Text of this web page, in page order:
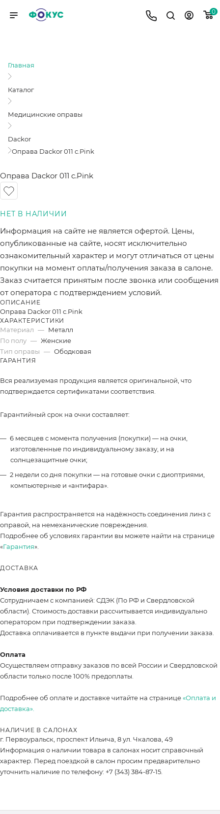
0
Главная
Каталог
Медицинские оправы
Dackor
Оправа Dackor 011 c.Pink
Оправа Dackor 011 c.Pink
Информация на сайте не является офертой. Цены,
опубликованные на сайте, носят исключительно
ознакомительный характер и могут отличаться от цены
покупки на момент оплаты/получения заказа в салоне.
Заказ считается принятым после звонка или сообщения
от оператора с подтверждением условий.
ОПИСАНИЕ
Оправа Dackor 011 c.Pink
ХАРАКТЕРИСТИКИ
Материал — Металл
По полу — Женские
Тип оправы — Ободковая
ГАРАНТИЯ
Вся реализуемая продукция является оригинальной, что
подтверждается сертификатами соответствия.
Гарантийный срок на очки составляет:
6 месяцев с момента получения (покупки) — на очки,
изготовленные по индивидуальному заказу, и на
солнцезащитные очки;
2 недели со дня покупки — на готовые очки с диоптриями,
компьютерные и «антифара».
Гарантия распространяется на надёжность соединения линз с
оправой, на немеханические повреждения.
Подробнее об условиях гарантии вы можете найти на странице
«Гарантия».
ДОСТАВКА
Условия доставки по РФ
Сотрудничаем с компанией: СДЭК (По РФ и Свердловской
области). Стоимость доставки рассчитывается индивидуально
оператором при подтверждении заказа.
Доставка оплачивается в пункте выдачи при получении заказа.
Оплата
Осуществляем отправку заказов по всей России и Свердловской
области только после 100% предоплаты.
Подробнее об оплате и доставке читайте на странице«Оплата и
доставка».
НАЛИЧИЕ В САЛОНАХ
г. Первоуральск, проспект Ильича, 8 ул. Чкалова, 49
Информация о наличии товара в салонах носит справочный
характер. Перед поездкой в салон просим предварительно
уточнить наличие по телефону: +7 (343) 384-87-15.